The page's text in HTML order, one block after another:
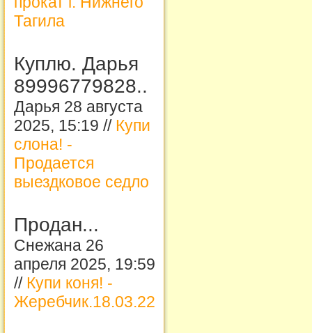
Тагила
Куплю. Дарья
89996779828..
Дарья 28 августа
2025, 15:19 // Купи
слона! -
Продается
выездковое седло
Продан...
Снежана 26
апреля 2025, 19:59
// Купи коня! -
Жеребчик.18.03.22